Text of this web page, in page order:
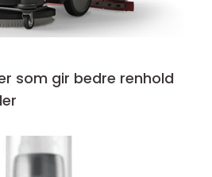
som gir bedre renhold